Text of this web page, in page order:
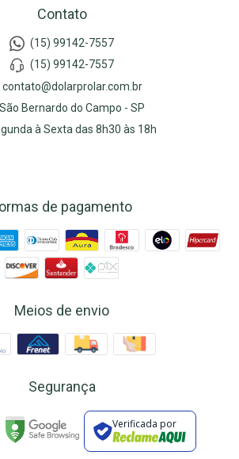
Contato
(15) 99142-7557
(15) 99142-7557
contato@dolarprolar.com.br
São Bernardo do Campo - SP
à Sexta das 8h30 às 18h
de pagamento
Meios de envio
Segurança
Verificada por